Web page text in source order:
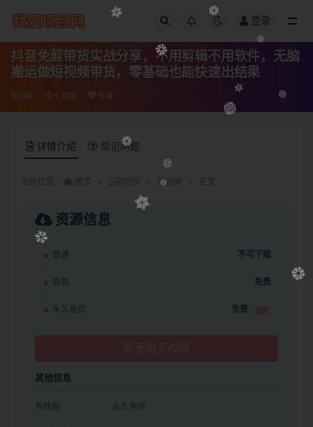
登录
抖音免剪带货实战分享，不用剪辑不用软件，无脑
搬运做短视频带货，零基础也能快速出结果
冒泡网 9 月前 专属
详情介绍 常见问题
冒泡网
资源信息
普通 不可下载
会员 免费
永久会员 免费 推荐
其他信息
有效期 永久有效